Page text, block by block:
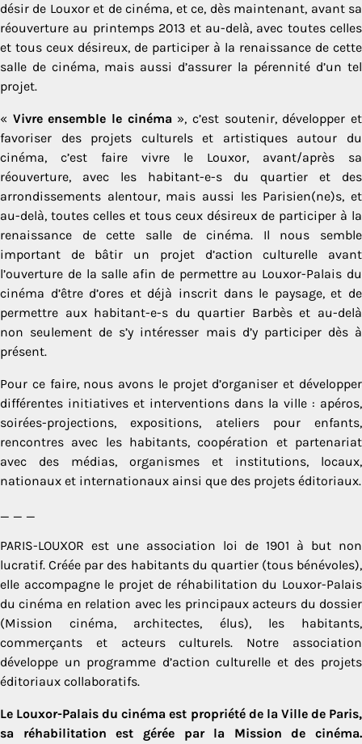
désir de Louxor et de cinéma, et ce, dès maintenant, avant sa
réouverture au printemps 2013 et au-delà, avec toutes celles
et tous ceux désireux, de participer à la renaissance de cette
salle de cinéma, mais aussi d’assurer la pérennité d’un tel
projet.
« Vivre ensemble le cinéma », c’est soutenir, développer et
favoriser des projets culturels et artistiques autour du
cinéma, c’est faire vivre le Louxor, avant/après sa
réouverture, avec les habitant-e-s du quartier et des
arrondissements alentour, mais aussi les Parisien(ne)s, et
au-delà, toutes celles et tous ceux désireux de participer à la
renaissance de cette salle de cinéma. Il nous semble
important de bâtir un projet d’action culturelle avant
l’ouverture de la salle afin de permettre au Louxor-Palais du
cinéma d’être d’ores et déjà inscrit dans le paysage, et de
permettre aux habitant-e-s du quartier Barbès et au-delà
non seulement de s’y intéresser mais d’y participer dès à
présent.
Pour ce faire, nous avons le projet d’organiser et développer
différentes initiatives et interventions dans la ville : apéros,
soirées-projections, expositions, ateliers pour enfants,
rencontres avec les habitants, coopération et partenariat
avec des médias, organismes et institutions, locaux,
nationaux et internationaux ainsi que des projets éditoriaux.
_ _ _
PARIS-LOUXOR est une association loi de 1901 à but non
lucratif. Créée par des habitants du quartier (tous bénévoles),
elle accompagne le projet de réhabilitation du Louxor-Palais
du cinéma en relation avec les principaux acteurs du dossier
(Mission cinéma, architectes, élus), les habitants,
commerçants et acteurs culturels. Notre association
développe un programme d’action culturelle et des projets
éditoriaux collaboratifs.
Le Louxor-Palais du cinéma est propriété de la Ville de Paris,
sa réhabilitation est gérée par la Mission de cinéma.